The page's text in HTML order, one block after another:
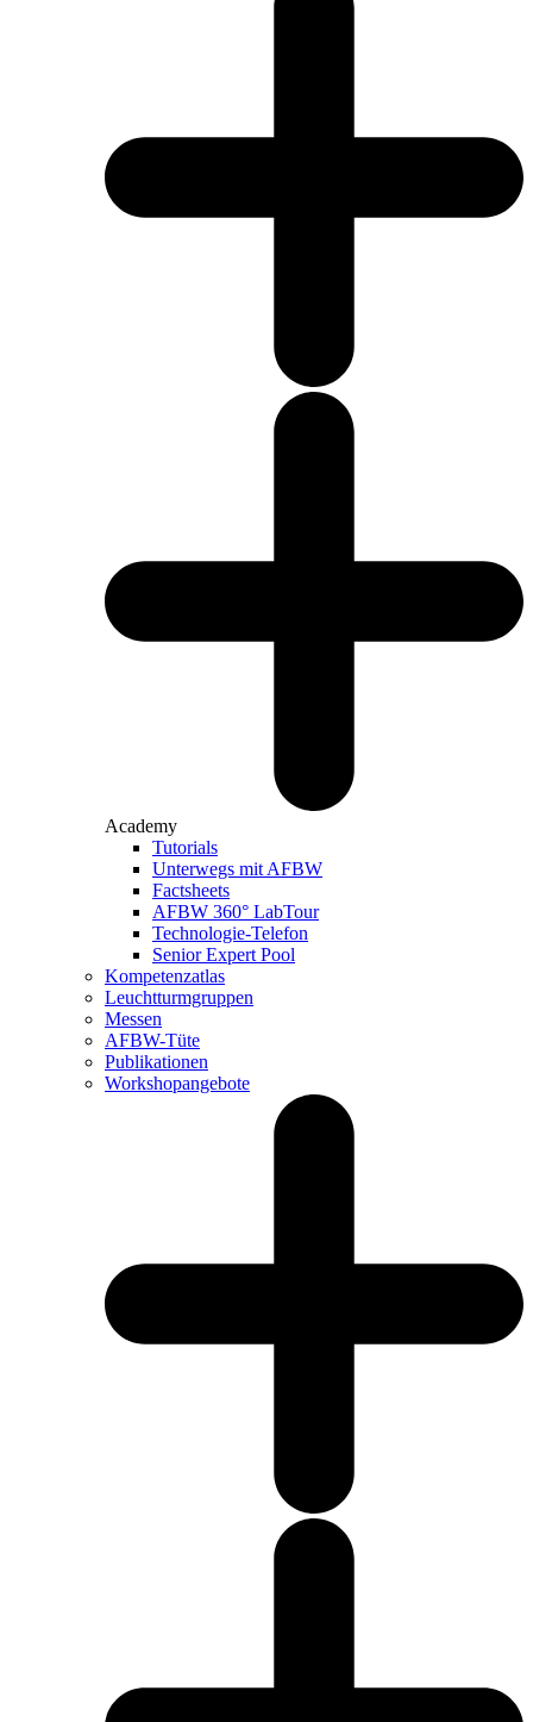
Academy
Tutorials
Unterwegs mit AFBW
Factsheets
AFBW 360° LabTour
Technologie-Telefon
Senior Expert Pool
Kompetenzatlas
Leuchtturm­gruppen
Messen
AFBW-Tüte
Publikationen
Workshopangebote